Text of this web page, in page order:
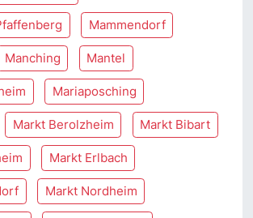
Mammendorf
Manching Mantel
Mariaposching
Markt Berolzheim Markt Bibart
Markt Erlbach
Markt Nordheim